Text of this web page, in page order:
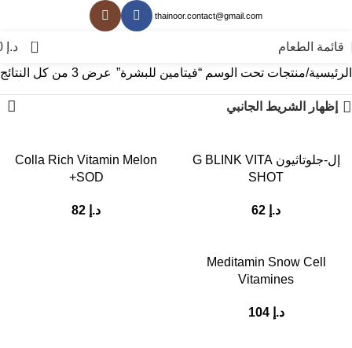
thainoor.contact@gmail.com
قائمة الطعام 0 د.إ
الرئيسية منتجات تحت الوسم “فيتامين للبشرة” عرض ⁦3⁩ من كل النتائج
إظهار الشريط الجانبي
إل-جلوتاثيون G BLINK VITA
SHOT
د.إ
Colla Rich Vitamin Melon
SOD+
د.إ
Meditamin Snow Cell
Vitamines
د.إ 104